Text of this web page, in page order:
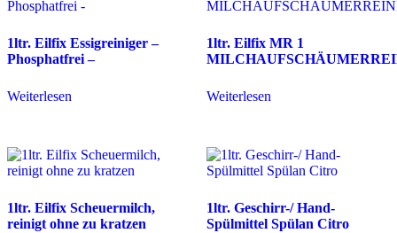
1ltr. Eilfix Essigreiniger –
Phosphatfrei –
Weiterlesen
1ltr. Eilfix MR 1
Weiterlesen
1ltr. Eilfix Scheuermilch,
reinigt ohne zu kratzen
1ltr. Geschirr-/ Hand-
Spülmittel Spülan Citro